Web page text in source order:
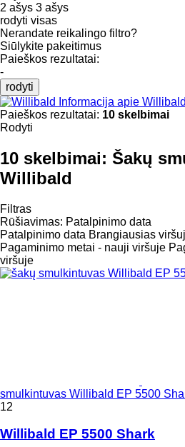
2 ašys 3 ašys
rodyti visas
Nerandate reikalingo filtro?
Siūlykite pakeitimus
Paieškos rezultatai:
-
rodyti
Informacija apie Willibald
Paieškos rezultatai: 10 skelbimai
Rodyti
10 skelbimai: Šakų
Willibald
Filtras
Rūšiavimas: Patalpinimo data
Patalpinimo data Brangiausias
Pagaminimo metai - nauji viršuje
viršuje
smulkintuvas Willibald EP 5500
12
Willibald EP 5500 Shark